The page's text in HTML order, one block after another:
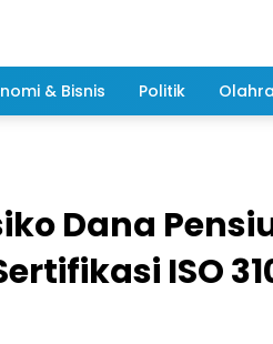
& Bisnis Politik
Dana
ISO